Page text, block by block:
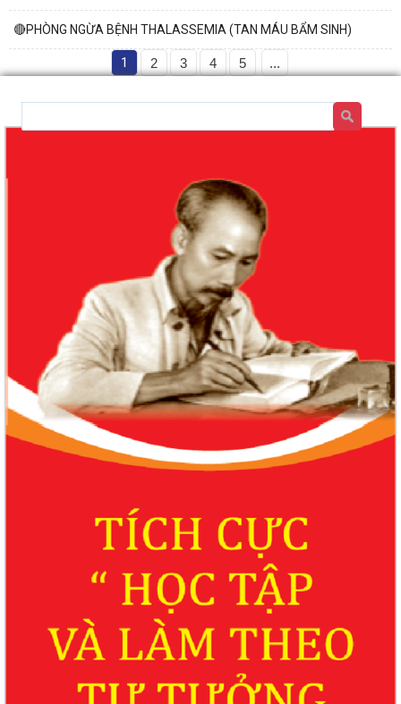
🔴PHÒNG NGỪA BỆNH THALASSEMIA (TAN MÁU BẨM SINH)
1 2 3 4 5 ...